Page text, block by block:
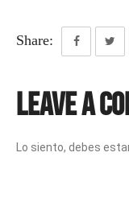
Share:
Leave a
Lo siento, debes